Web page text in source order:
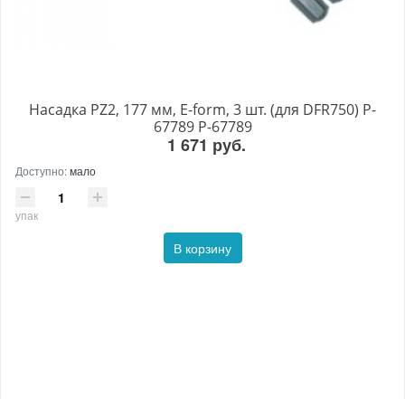
Насадка PZ2, 177 мм, E-form, 3 шт. (для DFR750) P-
67789 P-67789
1 671 руб.
Доступно:мало
упак
В корзину